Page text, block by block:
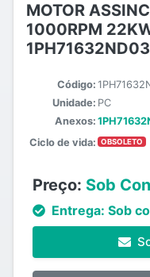
MOTOR
1000RPM
Código:
Unidade: PC
Anexos:
Ciclo de vida:
OBSOLETO
Preço: Sob
Entrega: Sob